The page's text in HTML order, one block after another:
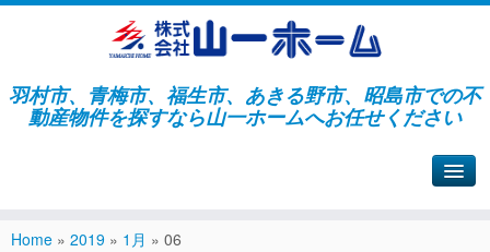
羽村市、青梅市、福生市、あきる野市、昭島市での不
動産物件を探すなら山一ホームへお任せください
Home » 2019 » 1月 » 06